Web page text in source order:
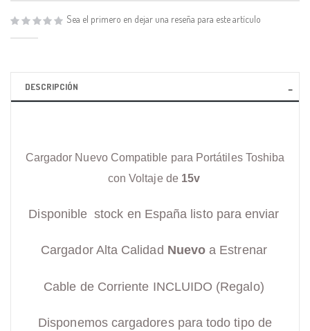
Sea el primero en dejar una reseña para este artículo
DESCRIPCIÓN
Cargador Nuevo Compatible para Portátiles Toshiba
con Voltaje de 15v
Disponible stock en España listo para enviar
Cargador Alta Calidad Nuevo a Estrenar
Cable de Corriente INCLUIDO (Regalo)
Disponemos cargadores para todo tipo de